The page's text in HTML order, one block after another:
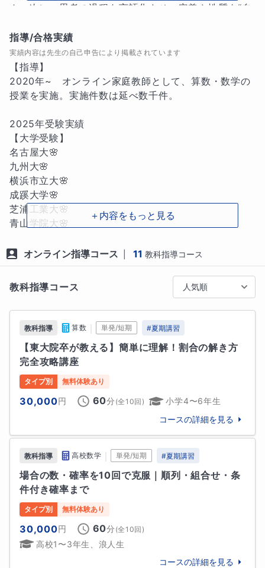
ん。次に、思考の過程を言語化させ、定義や性質を“自
ズレや思考の抜けが明確になります。
さらに、間違えた問題はそのまま放置せず、「なぜ間
違えたか」「どう直すか」を一緒に分析し、生徒自身
に再び説明してもらうことで深く定着させます。この
はなく、“応用可能な武器”へと変わります。
また、演習では一見シンプルながら奥深い基礎問題を
厳選。単に公式を使わせるのではなく、「この場面で
はなぜこの考え方が有効か」「図や言葉でどう整理で
きるか」と問いかけ、思考の筋力を鍛えていきます。
そして最後に、定期的な振り返りで「自分が今週でき
積み上げていきます。この一貫した流れにより、計算
力だけでなく、読解力・論理力・説明力までもが養わ
れ、入試の記述式問題にも対応できる真の基礎力が身
につきます。
✅ 他の講師とは一線を画す5つの強み
「基礎を深掘る」思考訓練 —— 基礎を“簡単なこと”で
終わらせず、応用に直結する本質理解へ
言語化を軸にした対話型授業 —— 生徒自身の言葉で説
明できるまで、丁寧に寄り添います
質を厳選した演習 —— 解きっぱなしを排除し、「なぜ
24時間365日の質問対応 —— わからないを翌日まで
持ち越さない仕組みで理解を即時解消
完全個別設計の学習戦略 —— 弱点・志望校・性格まで
加味して“勝てる計画”を設計
✅ こんな方に最適な指導です
・「どこから崩れたのか分からない」状態で困ってい
る方
・応用問題になると歯が立たない、でも基礎はできて
いるつもりの方
・基礎から受験レベルまで、本気で成績を伸ばしたい
指導/合格実績
実績内容は先生の自己申告により掲載されています
【指導】
2020年~　オンライン家庭教師として、算数・数学の
授業を実施。実施件数は延べ数千件。
2025年受験実績
【大学受験】
名古屋大🌸
九州大🌸
横浜市立大🌸
成蹊大学🌸
芝浦工業大🌸
青山学院大🌸
武蔵野大🌸
日本女子大🌸
西南学院大🌸
【高校受験】
公立高校🌸
【中学受験】
早稲田佐賀中🌸
明大中野中🌸
法政第二中🌸
日本学園中🌸
三田国際中🌸
専修大松戸中🌸
上記以外にも多くの生徒が偏差値を大幅に向上させ、
志望校への合格を果たしています！
大学
難関国公立大学
名古屋大学
京都大学
＋内容をもっと見る
オンライン指導コース 11 教科指導コース
教科指導コース 人気順
教科指導 算数 単発/短期 #夏期講習
【東大院卒が教える】簡単に理解！割合の解き方
完全攻略講座
タイプ別 無料体験あり
30,000円 60分 (全10回)
小学4〜6年生
コースの詳細を見る
教科指導 高校数学 単発/短期 #夏期講習
場合の数・確率を10回で克服｜順列・組合せ・条
件付き確率まで
タイプ別 無料体験あり
30,000円 60分 (全10回)
高校1〜3年生、浪人生
コースの詳細を見る